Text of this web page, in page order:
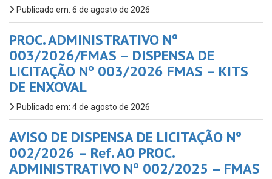
Publicado em: 6 de agosto de 2026
PROC. ADMINISTRATIVO Nº
003/2026/FMAS – DISPENSA DE
LICITAÇÃO Nº 003/2026 FMAS – KITS
DE ENXOVAL
Publicado em: 4 de agosto de 2026
AVISO DE DISPENSA DE LICITAÇÃO Nº
002/2026 – Ref. AO PROC.
ADMINISTRATIVO Nº 002/2025 – FMAS